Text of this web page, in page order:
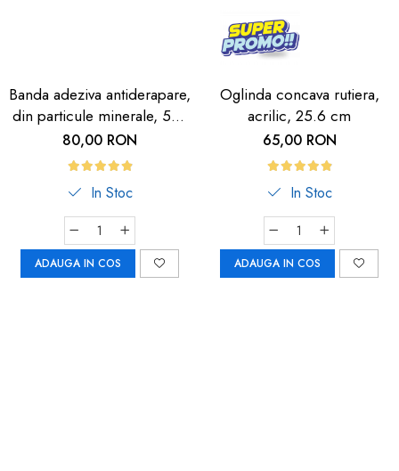
Banda adeziva antiderapare,
din particule minerale, 5m,
neagra cu dunga
fosforescenta
80,00 RON
In Stoc
ADAUGA IN COS
Oglinda concava rutiera,
acrilic, 25.6 cm
65,00 RON
In Stoc
ADAUGA IN COS